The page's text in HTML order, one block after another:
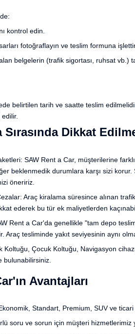
kontrol edin.
fotoğraflayın ve teslim formuna
belgelerin (trafik sigortası, ruhsat vb.)
belirtilen tarih ve saatte teslim
Dikkat
SAW Rent a Car, müşterilerine
beklenmedik durumlara karşı sizi
öneririz.
Araç kiralama süresince alınan
ederek bu tür ek maliyetlerden
Rent a Car'da genellikle "tam depo
Araç tesliminde yakıt seviyesinin aynı
Koltuğu, Çocuk Koltuğu, Navigasyon
bulunabilirsiniz.
Avantajları
Standart, Premium, SUV ve ticari
soru ve sorun için müşteri hizmetlerimiz